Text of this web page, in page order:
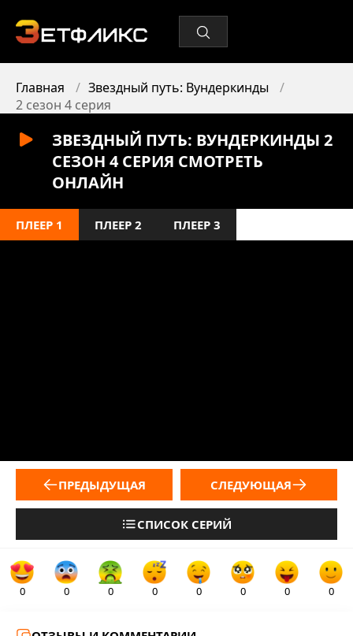
Главная
Звездный путь: Вундеркинды
2 сезон 4 серия
ЗВЕЗДНЫЙ ПУТЬ: ВУНДЕРКИНДЫ 2
СЕЗОН 4 СЕРИЯ СМОТРЕТЬ
ОНЛАЙН
ПЛЕЕР 1 ПЛЕЕР 2 ПЛЕЕР 3
ПРЕДЫДУЩАЯ
СПИСОК СЕРИЙ
СЛЕДУЮЩАЯ
0 0 0 0 0 0 0 0